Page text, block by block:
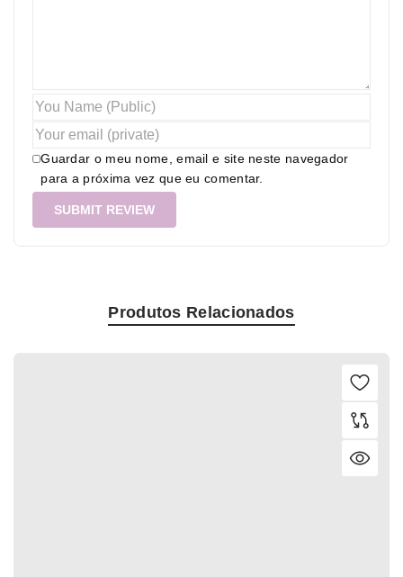
Guardar o meu nome, email e site neste navegador
para a próxima vez que eu comentar.
Produtos Relacionados